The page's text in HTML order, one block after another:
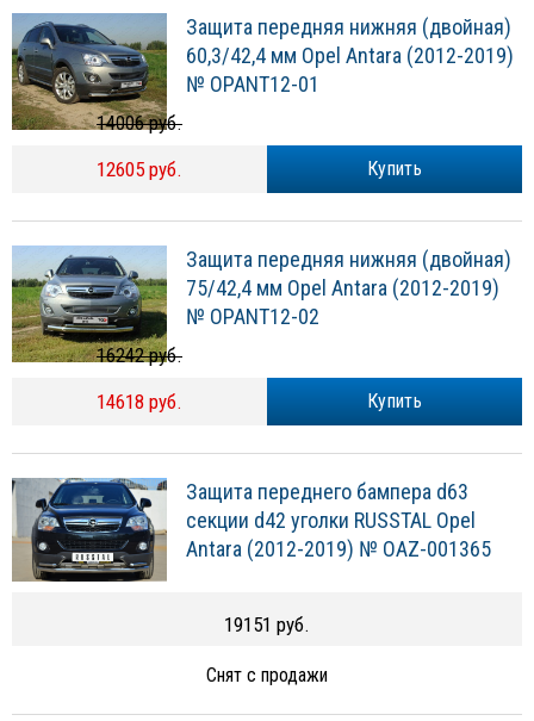
Защита передняя нижняя (двойная)
60,3/42,4 мм Opel Antara (2012-2019)
№ OPANT12-01
Купить
14006 руб.
12605 руб.
Защита передняя нижняя (двойная)
75/42,4 мм Opel Antara (2012-2019)
№ OPANT12-02
Купить
16242 руб.
14618 руб.
Защита переднего бампера d63
секции d42 уголки RUSSTAL Opel
Antara (2012-2019) № OAZ-001365
19151 руб.
Снят с продажи